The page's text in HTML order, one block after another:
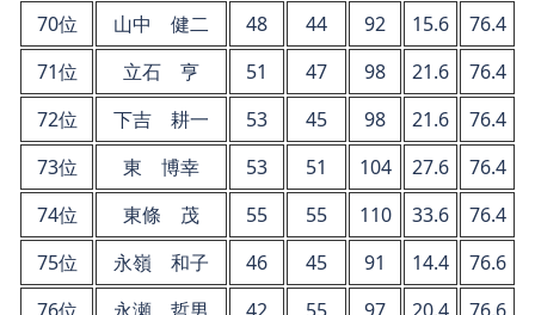
70位
山中 健二 48 44 92 15.6
76.4
71位
立石 亨 51 47 98 21.6
76.4
72位
下吉 耕一 53 45 98 21.6
76.4
73位
東 博幸 53 51 104 27.6
76.4
74位
東條 茂 55 55 110 33.6
76.4
75位
永嶺 和子 46 45 91 14.4
76.6